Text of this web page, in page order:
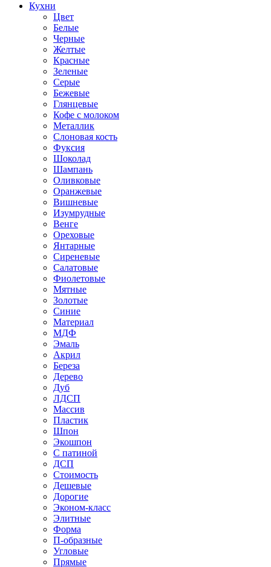
Кухни
Цвет
Белые
Черные
Желтые
Красные
Зеленые
Серые
Бежевые
Глянцевые
Кофе с молоком
Металлик
Слоновая кость
Фуксия
Шоколад
Шампань
Оливковые
Оранжевые
Вишневые
Изумрудные
Венге
Ореховые
Янтарные
Сиреневые
Салатовые
Фиолетовые
Мятные
Золотые
Синие
Материал
МДФ
Эмаль
Акрил
Береза
Дерево
Дуб
ЛДСП
Массив
Пластик
Шпон
Экошпон
С патиной
ДСП
Стоимость
Дешевые
Дорогие
Эконом-класс
Элитные
Форма
П-образные
Угловые
Прямые